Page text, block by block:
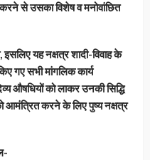
करने से उसका विशेष व मनोवांछित
इसलिए यह नक्षत्र शादी-विवाह के
गए सभी मांगलिक कार्य
औषधियों को लाकर उनकी सिद्धि
आमंत्रित करने के लिए पुष्य नक्षत्र